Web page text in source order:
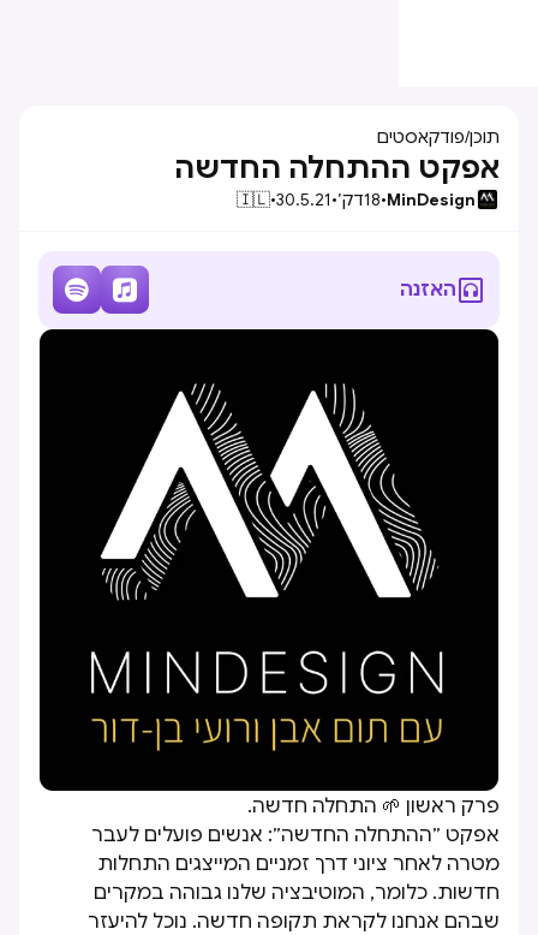
תוכן/פודקאסטים
אפקט ההתחלה החדשה
MinDesign
•
18דק׳•
30.5.21
•
🇮🇱
האזנה 

פרק ראשון 🌱 התחלה חדשה.
אפקט ״ההתחלה החדשה״: אנשים פועלים לעבר
מטרה לאחר ציוני דרך זמניים המייצגים התחלות
חדשות. כלומר, המוטיבציה שלנו גבוהה במקרים
שבהם אנחנו לקראת תקופה חדשה. נוכל להיעזר